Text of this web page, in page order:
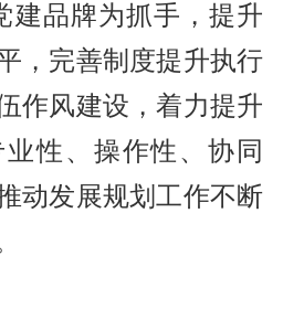
建品牌为抓手，提升
，完善制度提升执行
作风建设，着力提升
性、操作性、协同
动发展规划工作不断